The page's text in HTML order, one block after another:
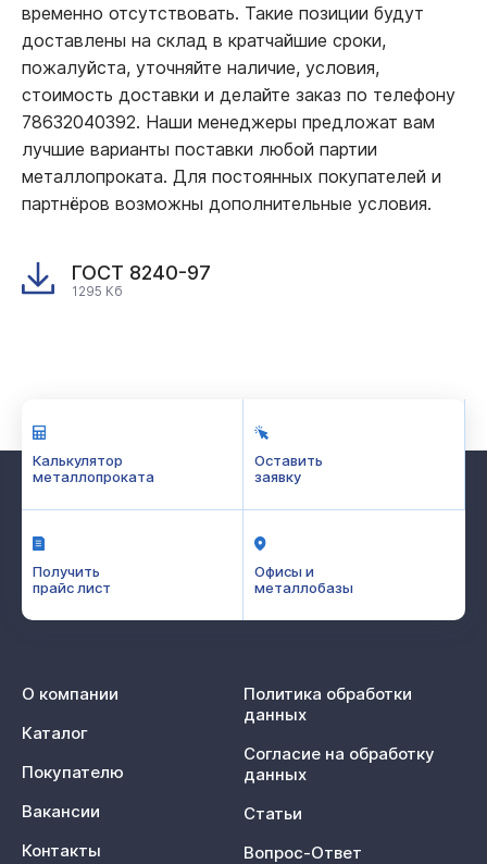
временно отсутствовать. Такие позиции будут
доставлены на склад в кратчайшие сроки,
пожалуйста, уточняйте наличие, условия,
стоимость доставки и делайте заказ по телефону
78632040392. Наши менеджеры предложат вам
лучшие варианты поставки любой партии
металлопроката. Для постоянных покупателей и
партнёров возможны дополнительные условия.
ГОСТ 8240-97
1295 Кб
Калькулятор
металлопроката
Оставить
заявку
Получить
прайс лист
Офисы и
металлобазы
О компании
Каталог
Покупателю
Вакансии
Контакты
Политика обработки
данных
Согласие на обработку
данных
Статьи
Вопрос-Ответ